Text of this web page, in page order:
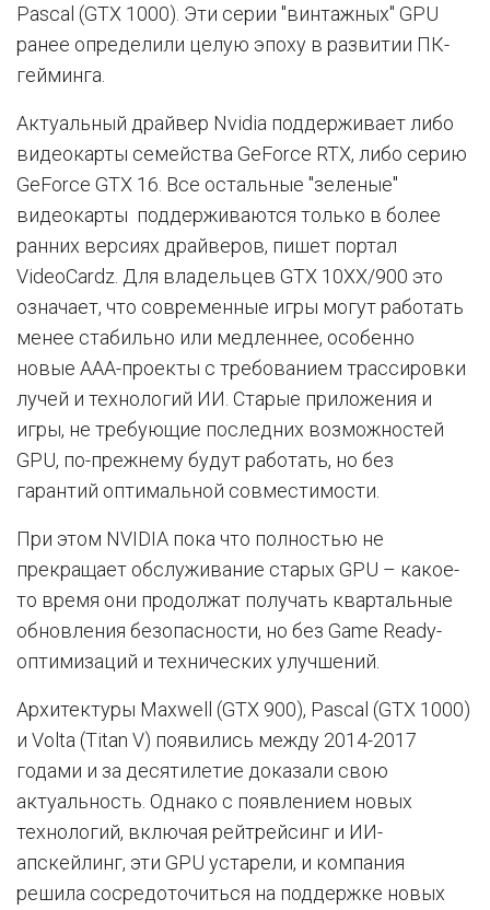
Pascal (GTX 1000). Эти серии "винтажных" GPU
ранее определили целую эпоху в развитии ПК-
гейминга.
Актуальный драйвер Nvidia поддерживает либо
видеокарты семейства GeForce RTX, либо серию
GeForce GTX 16. Все остальные "зеленые"
видеокарты поддерживаются только в более
ранних версиях драйверов, пишет портал
VideoCardz. Для владельцев GTX 10XX/900 это
означает, что современные игры могут работать
менее стабильно или медленнее, особенно
новые AAA-проекты с требованием трассировки
лучей и технологий ИИ. Старые приложения и
игры, не требующие последних возможностей
GPU, по-прежнему будут работать, но без
гарантий оптимальной совместимости.
При этом NVIDIA пока что полностью не
прекращает обслуживание старых GPU – какое-
то время они продолжат получать квартальные
обновления безопасности, но без Game Ready-
оптимизаций и технических улучшений.
Архитектуры Maxwell (GTX 900), Pascal (GTX 1000)
и Volta (Titan V) появились между 2014-2017
годами и за десятилетие доказали свою
актуальность. Однако с появлением новых
технологий, включая рейтрейсинг и ИИ-
апскейлинг, эти GPU устарели, и компания
решила сосредоточиться на поддержке новых